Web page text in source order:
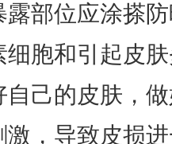
部位应涂搽
胞和引起皮
己的皮肤，
，导致皮损